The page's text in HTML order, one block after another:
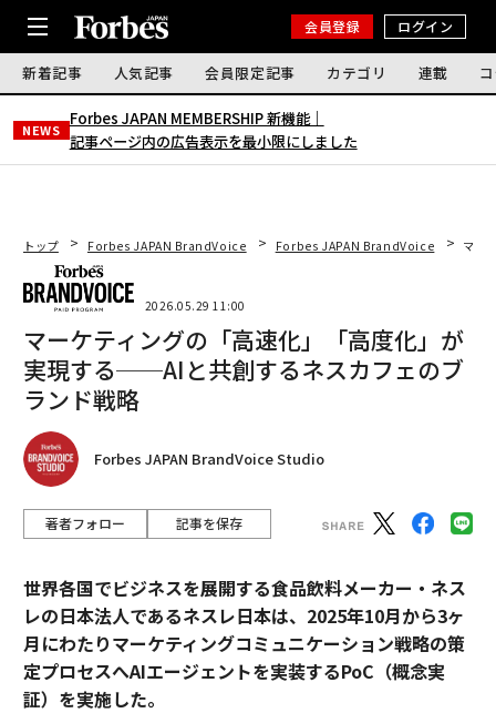
会員登録 ログイン
新着記事 人気記事 会員限定記事 カテゴリ 連載
NEWS
Forbes JAPAN MEMBERSHIP 新機能｜
記事ページ内の広告表示を最小限にしました
トップ Forbes JAPAN BrandVoice Forbes JAPAN BrandVoice マー
2026.05.29 11:00
マーケティングの「高速化」「高度化」が
実現する──AIと共創するネスカフェのブ
ランド戦略
Forbes JAPAN BrandVoice Studio
著者フォロー 記事を保存
世界各国でビジネスを展開する食品飲料メーカー・ネス
レの日本法人であるネスレ日本は、2025年10月から3ヶ
月にわたりマーケティングコミュニケーション戦略の策
定プロセスへAIエージェントを実装するPoC（概念実
証）を実施した。